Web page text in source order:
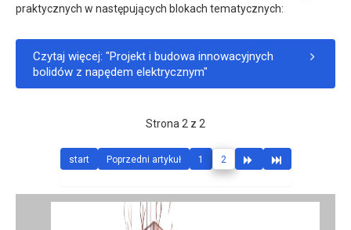
praktycznych w następujących blokach tematycznych:
Czytaj więcej: "Projekt i budowa innowacyjnych
bolidów z napędem elektrycznym"
Strona 2 z 2
start Poprzedni artykuł 1 2